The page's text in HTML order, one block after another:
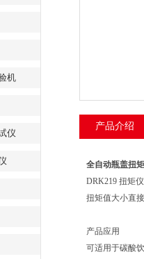
机
仪
产品介绍
全自动瓶盖扭
DRK219 扭矩
扭矩值大小直
产品应用
可适用于碳酸